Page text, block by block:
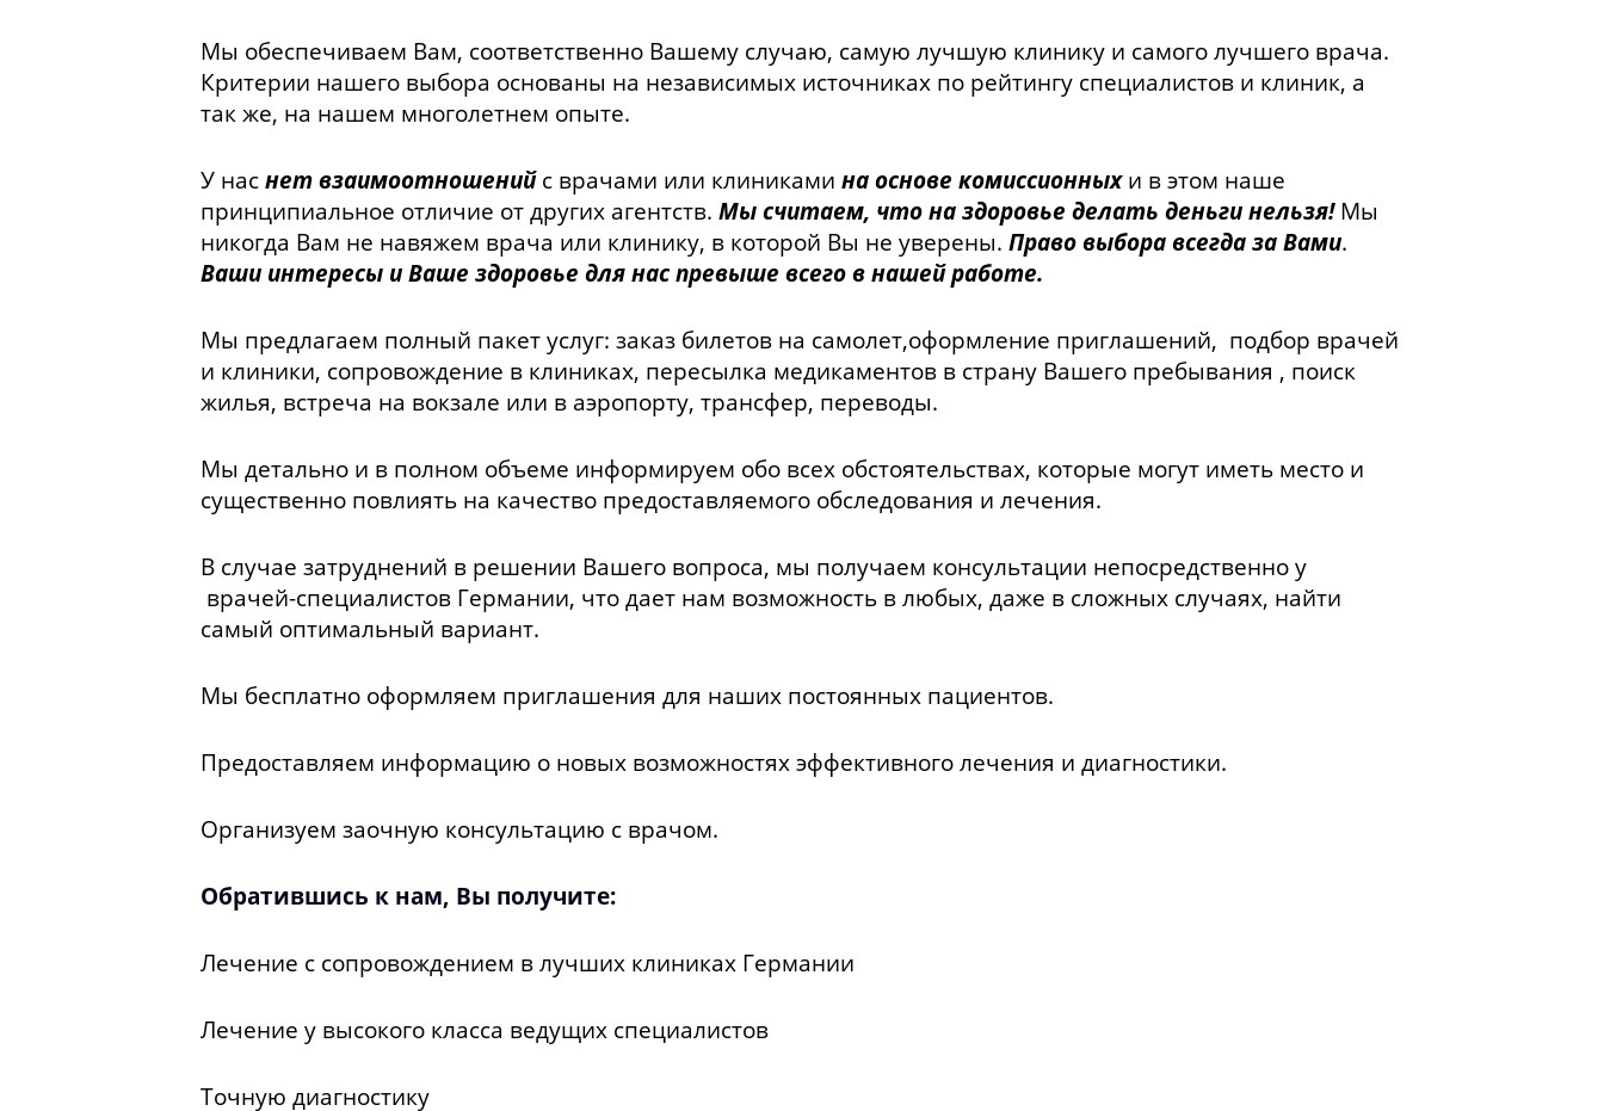
Мы обеспечиваем Вам, соответственно Вашему случаю, самую лучшую клинику и самого лучшего врача.
Критерии нашего выбора основаны на независимых источниках по рейтингу специалистов и клиник, а
так же, на нашем многолетнем опыте.
У нас нет взаимоотношений с врачами или клиниками на основе комиссионныхи в этом наше
принципиальное отличие от других агентств. Мы считаем, что на здоровье делать деньги нельзя! Мы
никогда Вам не навяжем врача или клинику, в которой Вы не уверены. Право выбора всегда за Вами.
Ваши интересы и Ваше здоровье для нас превыше всего в нашей работе.
Мы предлагаем полный пакет услуг: заказ билетов на самолет,оформление приглашений, подбор врачей
и клиники, сопровождение в клиниках, пересылка медикаментов в страну Вашего пребывания , поиск
жилья, встреча на вокзале или в аэропорту, трансфер, переводы.
Мы детально и в полном объеме информируем обо всех обстоятельствах, которые могут иметь место и
существенно повлиять на качество предоставляемого обследования и лечения.
В случае затруднений в решении Вашего вопроса, мы получаем консультации непосредственно у
врачей-специалистов Германии, что дает нам возможность в любых, даже в сложных случаях, найти
самый оптимальный вариант.
Мы бесплатно оформляем приглашения для наших постоянных пациентов.
Предоставляем информацию о новых возможностях эффективного лечения и диагностики.
Организуем заочную консультацию с врачом.
Обратившись к нам, Вы получите:
Лечение с сопровождением в лучших клиниках Германии
Лечение у высокого класса ведущих специалистов
Точную диагностику